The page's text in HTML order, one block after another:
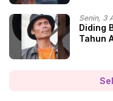
Senin, 3
Diding
Tahun